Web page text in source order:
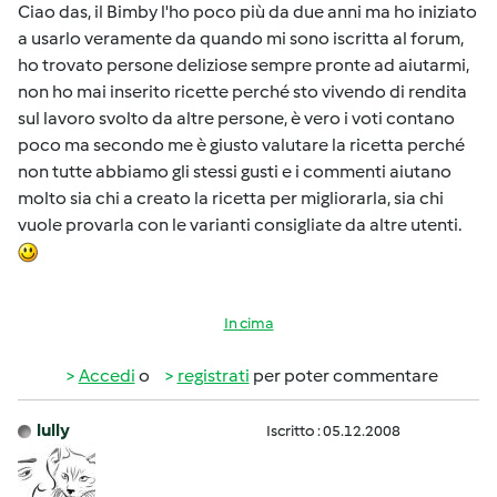
Ciao das, il Bimby l'ho poco più da due anni ma ho iniziato
a usarlo veramente da quando mi sono iscritta al forum,
ho trovato persone deliziose sempre pronte ad aiutarmi,
non ho mai inserito ricette perché sto vivendo di rendita
sul lavoro svolto da altre persone, è vero i voti contano
poco ma secondo me è giusto valutare la ricetta perché
non tutte abbiamo gli stessi gusti e i commenti aiutano
molto sia chi a creato la ricetta per migliorarla, sia chi
vuole provarla con le varianti consigliate da altre utenti.
In cima
Accedi o registrati per poter commentare
lully Iscritto : 05.12.2008